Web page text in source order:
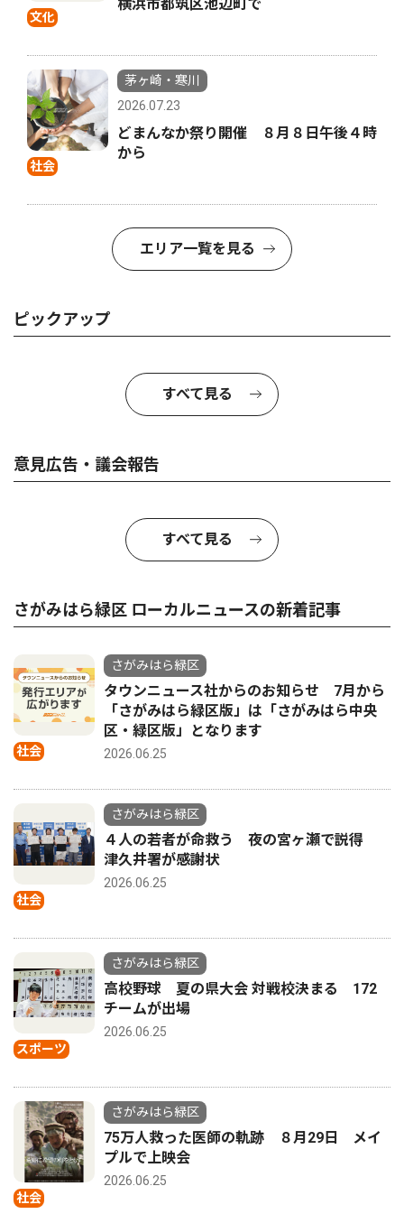
文化
横浜市都筑区池辺町で
社会
茅ヶ崎・寒川
2026.07.23
どまんなか祭り開催 ８月８日午後４時
から
エリア一覧を見る
ピックアップ
すべて見る
意見広告・議会報告
すべて見る
さがみはら緑区 ローカルニュースの新着記事
社会
さがみはら緑区
タウンニュース社からのお知らせ 7月から
「さがみはら緑区版」は「さがみはら中央
区・緑区版」となります
2026.06.25
社会
さがみはら緑区
４人の若者が命救う 夜の宮ヶ瀬で説得
津久井署が感謝状
2026.06.25
スポーツ
さがみはら緑区
高校野球 夏の県大会 対戦校決まる 172
チームが出場
2026.06.25
社会
さがみはら緑区
75万人救った医師の軌跡 ８月29日 メイ
プルで上映会
2026.06.25